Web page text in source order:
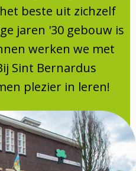
Gezinbeste uit zichzelf
jaren '30 gebouw is
werken we met
Sint Bernardus
plezier in leren!